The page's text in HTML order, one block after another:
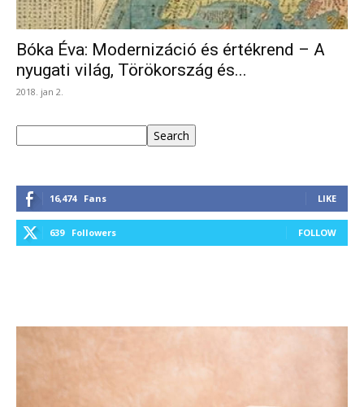
Bóka Éva: Modernizáció és értékrend – A
nyugati világ, Törökország és...
2018. jan 2.
Search
16,474 Fans LIKE
639 Followers FOLLOW